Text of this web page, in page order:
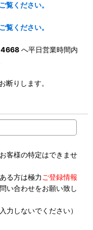
覧ください。
覧ください。
へ平日営業時間内
断りします。
客様の特定はできませ
る方は極力 ご登録情報
い合わせをお願い致し
力しないでください）